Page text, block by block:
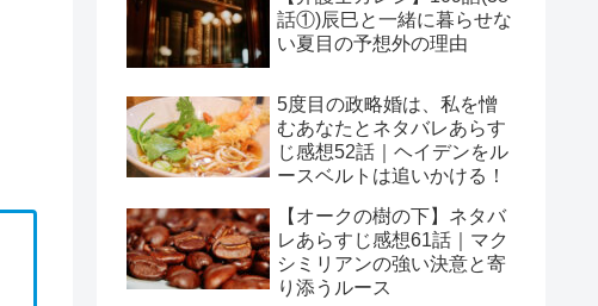
話①)辰巳と一緒に暮らせな
い夏目の予想外の理由
5度目の政略婚は、私を憎
むあなたとネタバレあらす
じ感想52話｜ヘイデンをル
ースベルトは追いかける！
【オークの樹の下】ネタバ
レあらすじ感想61話｜マク
シミリアンの強い決意と寄
り添うルース